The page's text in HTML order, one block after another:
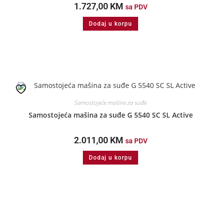
1.727,00 KM sa PDV
Dodaj u korpu
Samostojeće mašine za suđe
Samostojeća mašina za suđe G 5540 SC SL Active
2.011,00 KM sa PDV
Dodaj u korpu